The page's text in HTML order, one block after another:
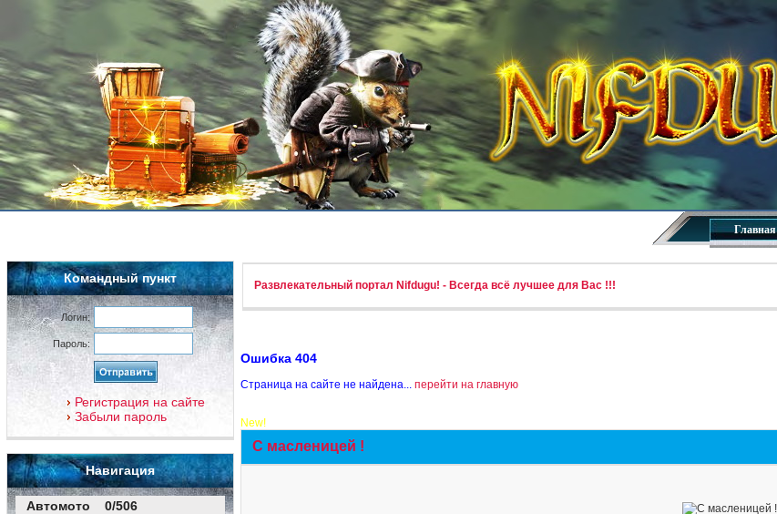
Главная
Командный пункт
Логин:
Пароль:
Регистрация на сайте
Забыли пароль
Навигация
Автомото 0/506
Развлекательный портал Nifdugu! - Всегда всё лучшее для Вас !!!
Ошибка 404
Страница на сайте не найдена... перейти на главную
New!
С масленицей !